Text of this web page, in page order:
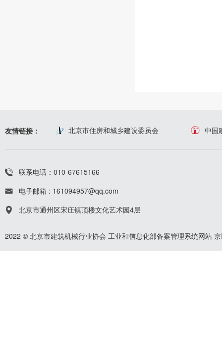
友情链接： 北京市住房和城乡建设委员会 中国
联系电话：010-67615166
电子邮箱 : 161094957@qq.com
北京市通州区宋庄镇顶楼文化艺术园4层
2022 © 北京市建筑机械行业协会 工业和信息化部备案管理系统网站